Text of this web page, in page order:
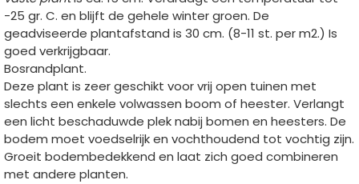
-25 gr. C. en blijft de gehele winter groen. De
geadviseerde plantafstand is 30 cm. (8-11 st. per m2.) Is
goed verkrijgbaar.
Bosrandplant.
Deze plant is zeer geschikt voor vrij open tuinen met
slechts een enkele volwassen boom of heester. Verlangt
een licht beschaduwde plek nabij bomen en heesters. De
bodem moet voedselrijk en vochthoudend tot vochtig zijn.
Groeit bodembedekkend en laat zich goed combineren
met andere planten.